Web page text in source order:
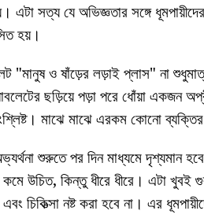
সত্য যে অভিজ্ঞতার সঙ্গে
হয়।
"মানুষ ও ষাঁড়ের লড়াই প্লাস" না
ছড়িয়ে পড়া পরে ধোঁয়া
মাঝে মাঝে এরকম কোনো
শুরুতে পর দিন মাধ্যমে দৃশ্যমান
কমে উচিত, কিন্তু ধীরে ধীরে। এটা
চিকিত্সা নষ্ট করা হবে না। এর